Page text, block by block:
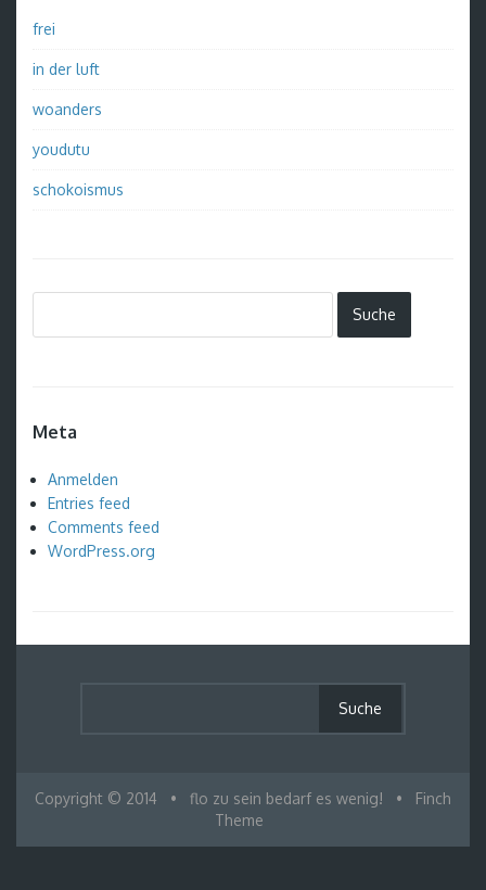
frei
in der luft
woanders
youdutu
schokoismus
Meta
Anmelden
Entries feed
Comments feed
WordPress.org
Copyright © 2014 • flo zu sein bedarf es wenig! •
Finch
Theme